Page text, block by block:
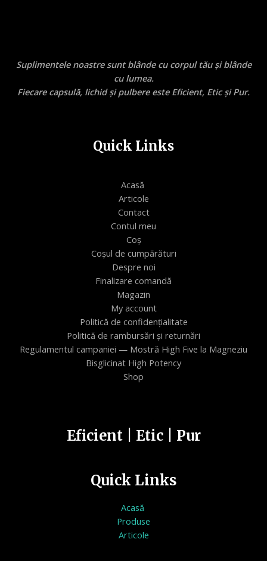
Suplimentele noastre sunt blânde cu corpul tău și blânde
cu lumea.
Fiecare capsulă, lichid și pulbere este Eficient, Etic și Pur.
Quick Links
Acasă
Articole
Contact
Contul meu
Coș
Coșul de cumpărături
Despre noi
Finalizare comandă
Magazin
My account
Politică de confidențialitate
Politică de rambursări și returnări
Regulamentul campaniei — Mostră High Five la Magneziu
Bisglicinat High Potency
Shop
Eficient | Etic | Pur
Quick Links
Acasă
Produse
Articole